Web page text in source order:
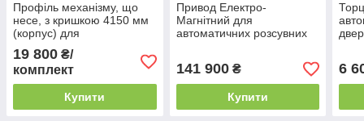
Профіль механізму, що
несе, з кришкою 4150 мм
(корпус) для
автоматичних розсувних
дверей Dorma ES200
19 800 ₴/
комплект
Купити
Привод Електро-
Магнітний для
автоматичних розсувних
141 900₴
Купити
6